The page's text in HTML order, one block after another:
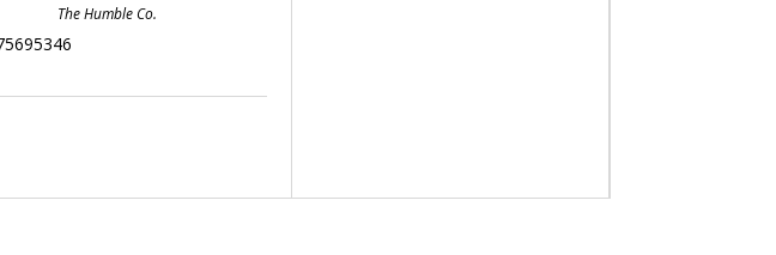
The Humble Co.